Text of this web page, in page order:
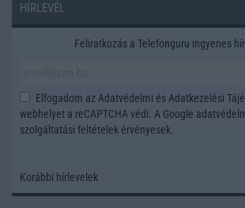
HÍRLEVÉL
Feliratkozás a Telefonguru ingyenes
Elfogadom az Adatvédelmi és Adatkezelési
webhelyet a reCAPTCHA védi. A Google
szolgáltatási feltételek érvényesek.
Korábbi hírlevelek